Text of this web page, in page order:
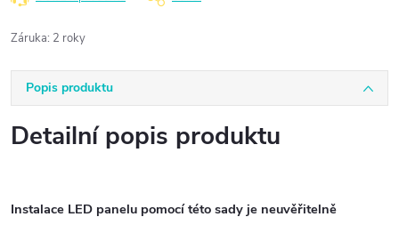
Záruka: 2 roky
Popis produktu
Detailní popis produktu
Instalace LED panelu pomocí této sady je neuvěřitelně